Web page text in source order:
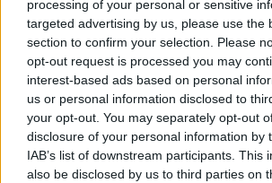
processing of your personal or sensitive
targeted advertising by us, please use the
section to confirm your selection. Please
opt-out request is processed you may
interest-based ads based on personal
us or personal information disclosed to
your opt-out. You may separately opt-out
disclosure of your personal information by
IAB’s list of downstream participants. This
also be disclosed by us to third parties on
Operator sieci zmuszony jest płacić
ogromne odszkodowania za to, by
prądu ze względu na brak możliwości jego
jednocześnie musi drogo uruchamiać